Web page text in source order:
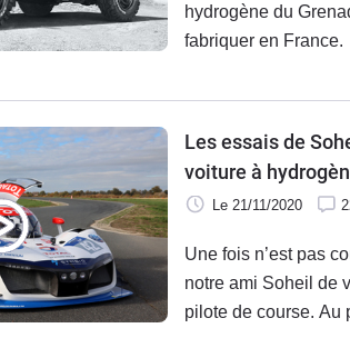
hydrogène du
fabriquer en France.
Les essais de
voiture à
Le 21/11/2020
Une fois n’est pas
notre ami Soheil de
pilote de course. Au